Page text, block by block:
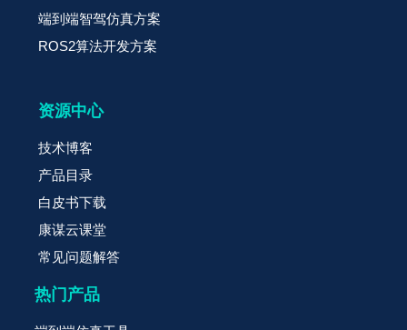
端到端智驾仿真方案
ROS2算法开发方案
资源中心
技术博客
产品目录
白皮书下载
康谋云课堂
常见问题解答
热门产品